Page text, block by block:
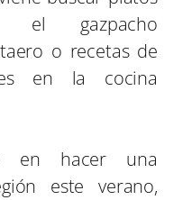
el gazpacho
o recetas de
en la cocina
en hacer una
este verano,